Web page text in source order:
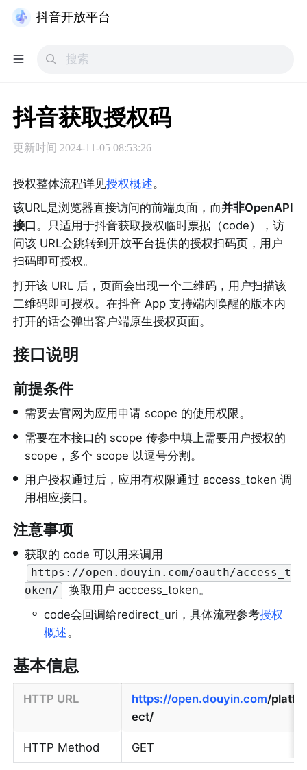
抖音开放平台
抖音获取授权码
更新时间 2024-11-05 08:53:26
授权整体流程详见授权概述。
该URL是浏览器直接访问的前端页面，而并非OpenAPI
接口。只适用于抖音获取授权临时票据（code），访
问该 URL会跳转到开放平台提供的授权扫码页，用户
扫码即可授权。
打开该 URL 后，页面会出现一个二维码，用户扫描该
二维码即可授权。在抖音 App 支持端内唤醒的版本内
打开的话会弹出客户端原生授权页面。
接口说明
前提条件
• 需要去官网为应用申请 scope 的使用权限。
• 需要在本接口的 scope 传参中填上需要用户授权的
scope，多个 scope 以逗号分割。
• 用户授权通过后，应用有权限通过 access_token 调
用相应接口。
注意事项
•
https://open.douyin.com/oauth/access_t
oken/
换取用户 acccess_token。
◦ code会回调给redirect_uri，具体流程参考授权
概述。
基本信息
HTTP URL https://open.douyin.com/
ect/
HTTP Method GET